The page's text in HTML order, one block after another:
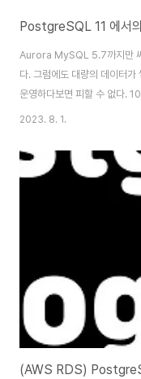
Aurora MySQL 5.7까지만
다. 그럼에도 대량의 데이터
운영하다보면 피할 수 없다.
추가해도 1시간이 넘도록 수
PostgreSQL에서는 오래 전
경이 가능하다. 이는 MySQL
데이터를 새로운 구조로 복사
2023. 8. 1.
(AWS RDS)